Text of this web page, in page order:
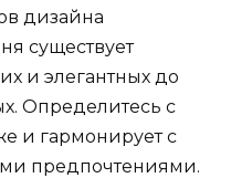
дизайна
существует
и элегантных до
Определитесь с
и гармонирует с
предпочтениями.